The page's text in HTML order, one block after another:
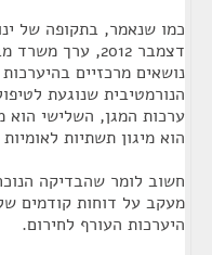
דצמבר 2012,
נושאים מרכזיים
הנורמטיבית שנוגעת
ערכות המגן, השלישי הוא
הוא מיגון תשתיות לאומיות
חשוב לומר שהבדיקה
מעקב על דוחות קודמים
היערכות העורף לחירום.